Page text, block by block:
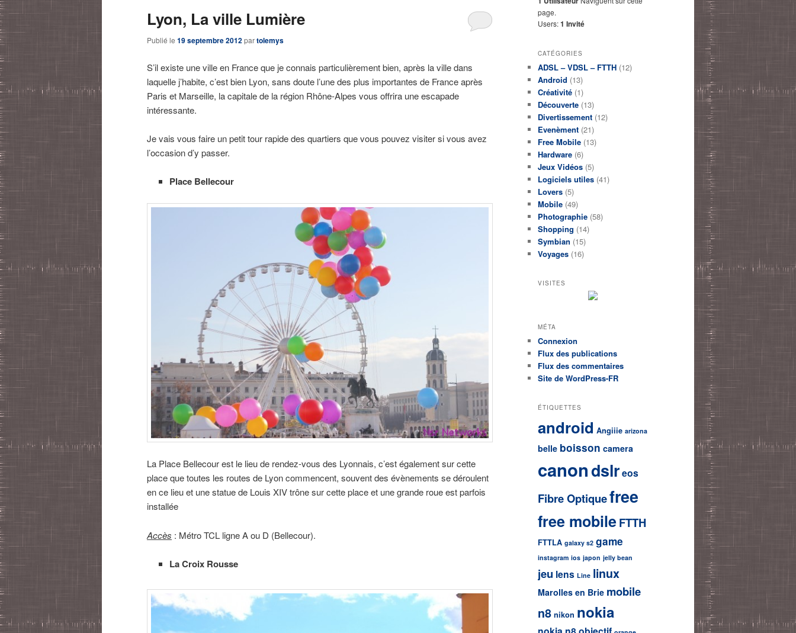
Lyon, La ville Lumière
Publié le 19 septembre 2012partolemys
S’il existe une ville en France que je connais particulièrement bien, après la ville dans
laquelle j’habite, c’est bien Lyon, sans doute l’une des plus importantes de France après
Paris et Marseille, la capitale de la région Rhône-Alpes vous offrira une escapade
intéressante.
Je vais vous faire un petit tour rapide des quartiers que vous pouvez visiter si vous avez
l’occasion d’y passer.
Place Bellecour
La Place Bellecour est le lieu de rendez-vous des Lyonnais, c’est également sur cette
place que toutes les routes de Lyon commencent, souvent des évènements se déroulent
en ce lieu et une statue de Louis XIV trône sur cette place et une grande roue est parfois
installée
Accès : Métro TCL ligne A ou D (Bellecour).
La Croix Rousse
page.
Users:1 Invité
CATÉGORIES
ADSL – VDSL – FTTH (12)
Android (13)
Créativité (1)
Découverte (13)
Divertissement (12)
Evenèment (21)
Free Mobile (13)
Hardware (6)
Jeux Vidéos (5)
Logiciels utiles (41)
Lovers (5)
Mobile (49)
Photographie (58)
Shopping (14)
Symbian (15)
Voyages (16)
VISITES
MÉTA
Connexion
Flux des publications
Flux des commentaires
Site de WordPress-FR
ÉTIQUETTES
android Angiiie arizona
belle boisson camera
canondslreos
Fibre Optiquefree
free mobileFTTH
FTTLA galaxy s2 game
instagram ios japon jelly bean
jeu lens Line linux
Marolles en Brie mobile
n8 nikon nokia